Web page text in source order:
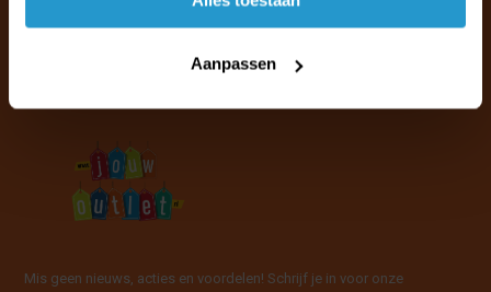
Aanpassen
info@jouwoutlet.nl
Mis geen nieuws, acties en voordelen! Schrijf je in voor onze